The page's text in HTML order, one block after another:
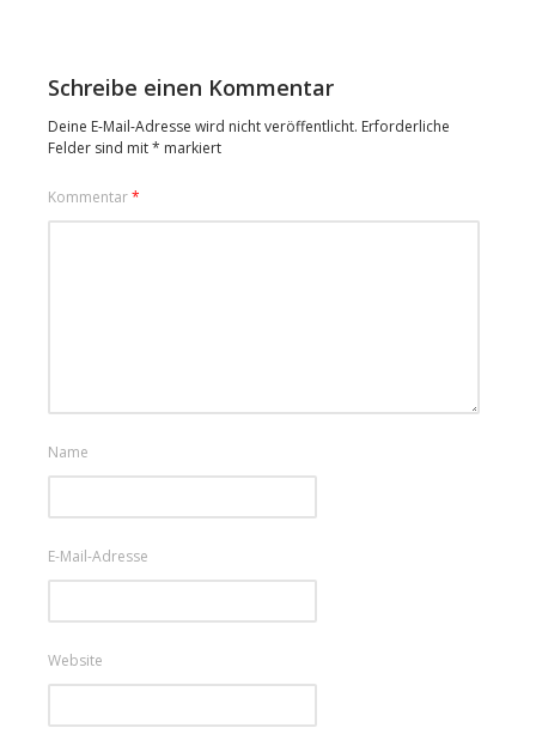
Schreibe einen Kommentar
Deine E-Mail-Adresse wird nicht veröffentlicht. Erforderliche
Felder sind mit* markiert
Kommentar*
Name
E-Mail-Adresse
Website